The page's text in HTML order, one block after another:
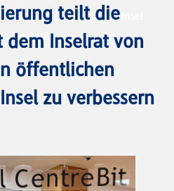
Verkehr auf der Insel
teilt die
Inselrat von
öffentlichen
zu verbessern